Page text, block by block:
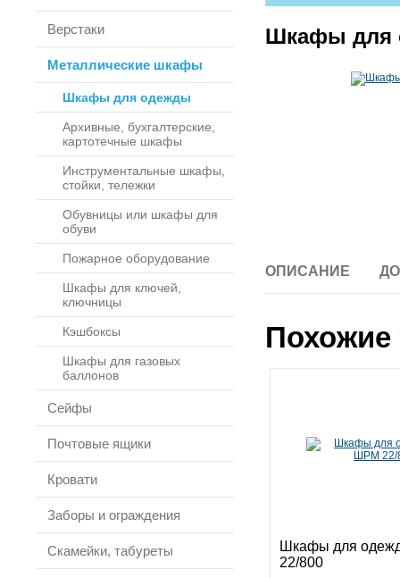
Верстаки
Металлические шкафы
Шкафы для одежды
Архивные, бухгалтерские,
картотечные шкафы
Инструментальные шкафы,
стойки, тележки
Обувницы или шкафы для
обуви
Пожарное оборудование
Шкафы для ключей,
ключницы
Кэшбоксы
Шкафы для газовых
баллонов
Сейфы
Почтовые ящики
Кровати
Заборы и ограждения
Скамейки, табуреты
Шкафы для
ОПИСАНИЕ
Шкафы для
22/800